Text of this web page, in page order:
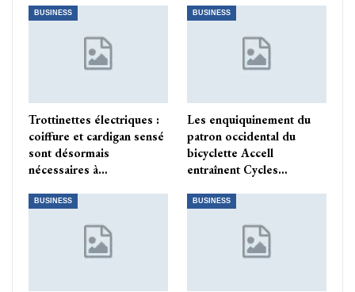
BUSINESS
Trottinettes électriques :
coiffure et cardigan sensé
sont désormais
nécessaires à…
BUSINESS
Les enquiquinement du
patron occidental du
bicyclette Accell
entraînent Cycles…
BUSINESS BUSINESS